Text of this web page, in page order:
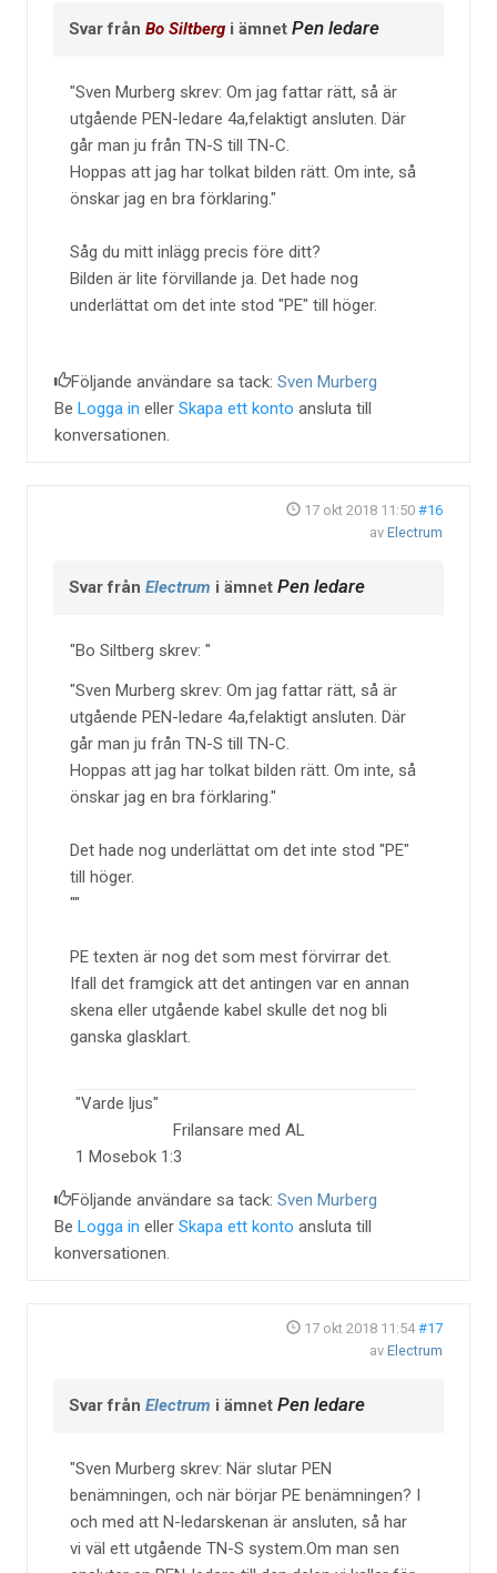
Svar från Bo Siltberg i ämnet Pen ledare
Sven Murberg skrev: Om jag fattar rätt, så är
utgående PEN-ledare 4a,felaktigt ansluten. Där
går man ju från TN-S till TN-C.
Hoppas att jag har tolkat bilden rätt. Om inte, så
önskar jag en bra förklaring.
Såg du mitt inlägg precis före ditt?
Bilden är lite förvillande ja. Det hade nog
underlättat om det inte stod "PE" till höger.
Följande användare sa tack: Sven Murberg
Be Logga in eller Skapa ett konto ansluta till
konversationen.
17 okt 2018 11:50 #16
av Electrum
Svar från Electrum i ämnet Pen ledare
Bo Siltberg skrev:
Sven Murberg skrev: Om jag fattar rätt, så är
utgående PEN-ledare 4a,felaktigt ansluten. Där
går man ju från TN-S till TN-C.
Hoppas att jag har tolkat bilden rätt. Om inte, så
önskar jag en bra förklaring.
Det hade nog underlättat om det inte stod "PE"
till höger.
PE texten är nog det som mest förvirrar det.
Ifall det framgick att det antingen var en annan
skena eller utgående kabel skulle det nog bli
ganska glasklart.
"Varde ljus"
Frilansare med AL
1 Mosebok 1:3
Följande användare sa tack: Sven Murberg
Be Logga in eller Skapa ett konto ansluta till
konversationen.
17 okt 2018 11:54 #17
av Electrum
Svar från Electrum i ämnet Pen ledare
Sven Murberg skrev: När slutar PEN
benämningen, och när börjar PE benämningen? I
och med att N-ledarskenan är ansluten, så har
vi väl ett utgående TN-S system.Om man sen